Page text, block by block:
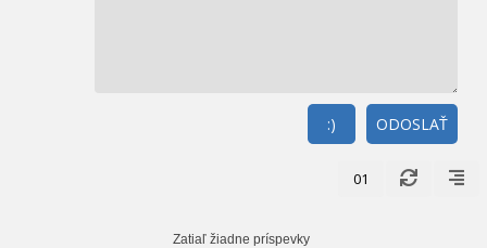
ODOSLAŤ
:)
01
Zatiaľ žiadne príspevky